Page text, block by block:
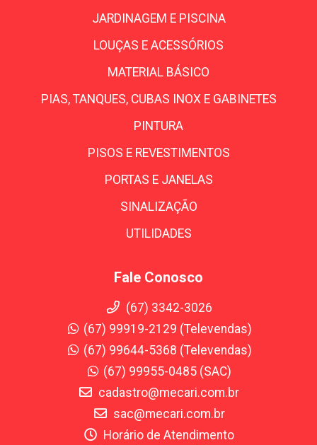
JARDINAGEM E PISCINA
LOUÇAS E ACESSÓRIOS
MATERIAL BÁSICO
PIAS, TANQUES, CUBAS INOX E GABINETES
PINTURA
PISOS E REVESTIMENTOS
PORTAS E JANELAS
SINALIZAÇÃO
UTILIDADES
Fale Conosco
(67) 3342-3026
(67) 99919-2129 (Televendas)
(67) 99644-5368 (Televendas)
(67) 99955-0485 (SAC)
cadastro@mecari.com.br
sac@mecari.com.br
Horário de Atendimento